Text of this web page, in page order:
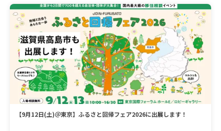
【9月12日(土)＠東京】ふるさと回帰フェア2026に出展します！